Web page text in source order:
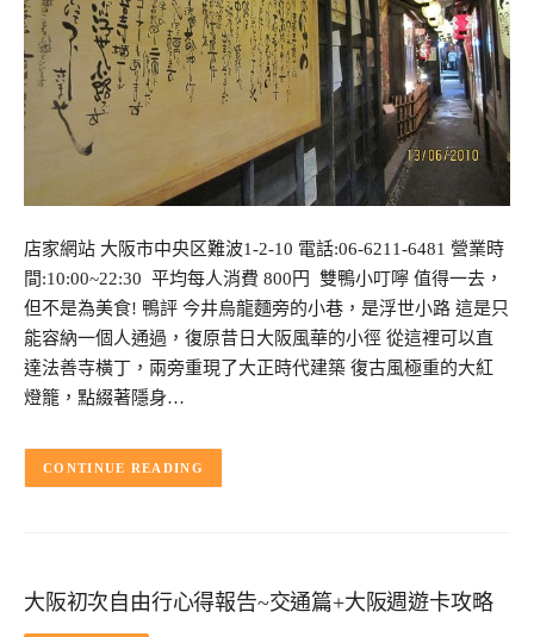
店家網站 大阪市中央区難波1-2-10 電話:06-6211-6481 營業時
間:10:00~22:30 平均每人消費 800円 雙鴨小叮嚀 值得一去，
但不是為美食! 鴨評 今井烏龍麵旁的小巷，是浮世小路 這是只
能容納一個人通過，復原昔日大阪風華的小徑 從這裡可以直
達法善寺橫丁，兩旁重現了大正時代建築 復古風極重的大紅
燈籠，點綴著隱身…
CONTINUE READING
大阪初次自由行心得報告~交通篇+大阪週遊卡攻略